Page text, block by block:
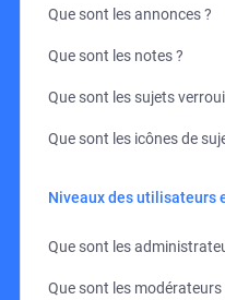
Que sont les annonces ?
Que sont les notes ?
Que sont les sujets
Que sont les icônes de
Niveaux des utilisateurs
Que sont les
Que sont les modérateurs